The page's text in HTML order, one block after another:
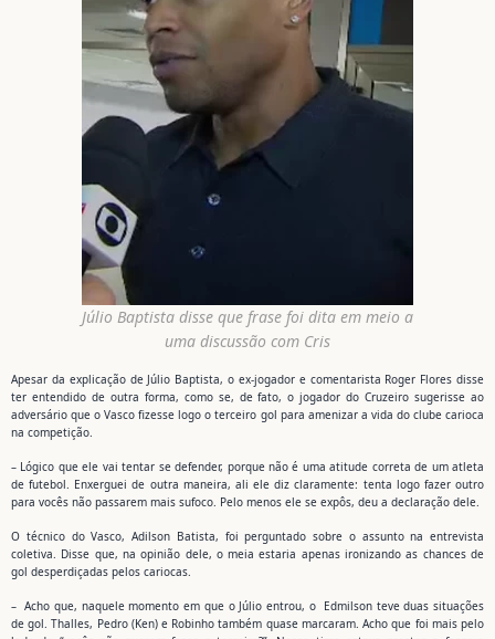
Júlio Baptista disse que frase foi dita em meio a
uma discussão com Cris
Apesar da explicação de Júlio Baptista, o ex-jogador e comentarista Roger Flores disse
ter entendido de outra forma, como se, de fato, o jogador do Cruzeiro sugerisse ao
adversário que o Vasco fizesse logo o terceiro gol para amenizar a vida do clube carioca
na competição.
– Lógico que ele vai tentar se defender, porque não é uma atitude correta de um atleta
de futebol. Enxerguei de outra maneira, ali ele diz claramente: tenta logo fazer outro
para vocês não passarem mais sufoco. Pelo menos ele se expôs, deu a declaração dele.
O técnico do Vasco, Adilson Batista, foi perguntado sobre o assunto na entrevista
coletiva. Disse que, na opinião dele, o meia estaria apenas ironizando as chances de
gol desperdiçadas pelos cariocas.
– Acho que, naquele momento em que o Júlio entrou, o Edmilson teve duas situações
de gol. Thalles, Pedro (Ken) e Robinho também quase marcaram. Acho que foi mais pelo